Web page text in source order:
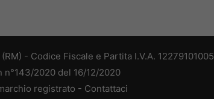
- Codice Fiscale e Partita I.V.A. 12279101005
2020 del 16/12/2020
registrato - Contattaci